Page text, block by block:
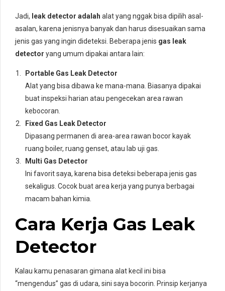
Jadi, leak detector adalah alat yang nggak bisa dipilih asal-
asalan, karena jenisnya banyak dan harus disesuaikan sama
jenis gas yang ingin dideteksi. Beberapa jenis gas leak
detector yang umum dipakai antara lain:
Portable Gas Leak Detector
Alat yang bisa dibawa ke mana-mana. Biasanya dipakai
buat inspeksi harian atau pengecekan area rawan
kebocoran.
Fixed Gas Leak Detector
Dipasang permanen di area-area rawan bocor kayak
ruang boiler, ruang genset, atau lab uji gas.
Multi Gas Detector
Ini favorit saya, karena bisa deteksi beberapa jenis gas
sekaligus. Cocok buat area kerja yang punya berbagai
macam bahan kimia.
Cara Kerja Gas Leak
Detector
Kalau kamu penasaran gimana alat kecil ini bisa
“mengendus” gas di udara, sini saya bocorin. Prinsip kerjanya